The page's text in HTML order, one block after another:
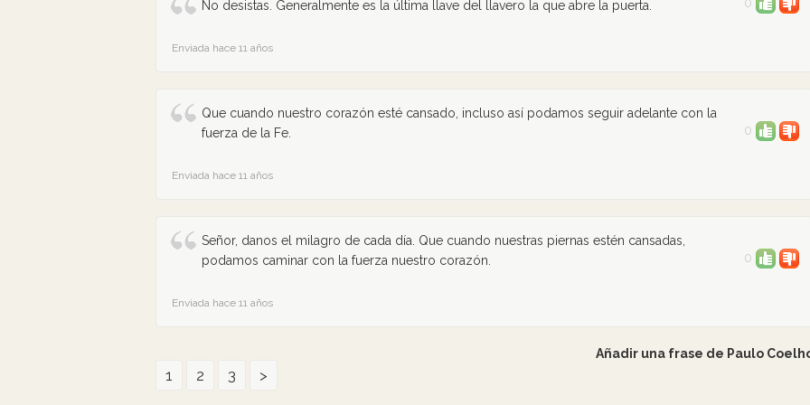
No desistas. Generalmente es la última llave del llavero la que abre la puerta.
Enviada hace 11 años
Que cuando nuestro corazón esté cansado, incluso así podamos seguir adelante con la
fuerza de la Fe.
0
Enviada hace 11 años
Señor, danos el milagro de cada día. Que cuando nuestras piernas estén cansadas,
podamos caminar con la fuerza nuestro corazón.
0
Enviada hace 11 años
Añadir una frase de Paulo
1 2 3 >